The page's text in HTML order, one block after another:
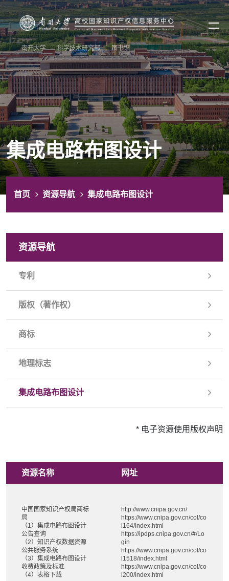
南开大学 科学技术研究部 图书馆
集成电路布图设计
首页 资源导航 集成电路布图设计
* 电子资源使用版权声明
资源名称 网址
中国国家知识产权局商标
局
（1）集成电路布图设计
公告查询
（2）知识产权数据资源
公共服务系统
（3）集成电路布图设计
收费政策及标准
（4）表格下载
http://www.cnipa.gov.cn/
https://www.cnipa.gov.cn/col/co
l164/index.html
https://ipdps.cnipa.gov.cn/#/Lo
gin
https://www.cnipa.gov.cn/col/co
l1518/index.html
https://www.cnipa.gov.cn/col/co
l200/index.html
资源导航
专利
版权（著作权）
商标
地理标志
集成电路布图设计